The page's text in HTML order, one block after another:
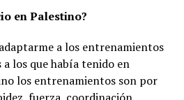
en Palestino?
a los entrenamientos
los que había tenido en
los entrenamientos son por